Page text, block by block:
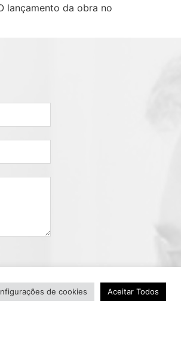
lançamento da obra no
de cookies Aceitar Todos